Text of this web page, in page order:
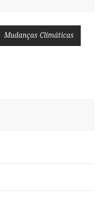
Mudanças Climáticas